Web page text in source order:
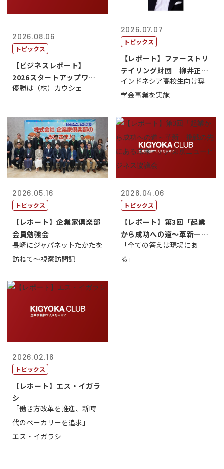
2026.08.06
トピックス
【ビジネスレポート】
2026スタートアップワー
ルドカップ東京
優勝は（株）カウシェ
2026.07.07
トピックス
【レポート】ファーストリ
テイリング財団 柳井正
理事長
インドネシア高校生向け奨
学金事業を実施
2026.05.16
トピックス
【レポート】企業家倶楽部
会員勉強会
長崎にジャパネットたかたを
訪ねて～視察訪問記
2026.04.06
トピックス
【レポート】第3回「起業
から成功への道～革新―挑
戦の先にある...
「全ての答えは現場にあ
る」
2026.02.16
トピックス
【レポート】エス・イガラ
シ
「働き方改革を推進、新時
代のベーカリーを追求」
エス・イガラシ